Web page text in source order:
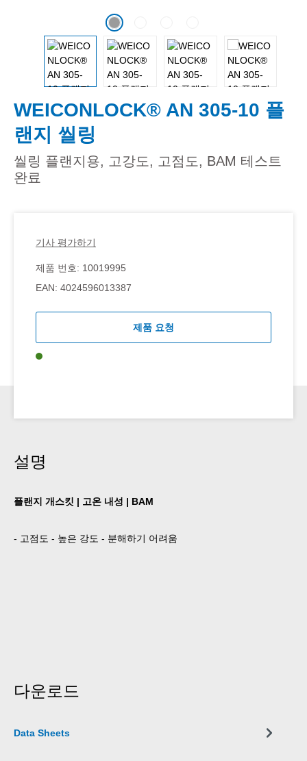
WEICONLOCK® AN 305-10 플
랜지 씰링
씰링 플랜지용, 고강도, 고점도, BAM 테스트
완료
기사 평가하기
제품 번호: 10019995
EAN: 4024596013387
제품 요청
설명
플랜지 개스킷 | 고온 내성 | BAM
- 고점도 - 높은 강도 - 분해하기 어려움
다운로드
Data Sheets